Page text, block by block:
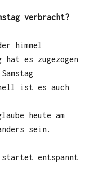
verbracht?
himmel
es zugezogen
ist es auch
heute am
sein.
startet entspannt